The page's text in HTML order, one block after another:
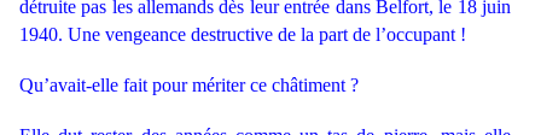
détruite pas les allemands dès leur entrée dans Belfort, le 18 juin
1940. Une vengeance destructive de la part de l’occupant !
Qu’avait-elle fait pour mériter ce châtiment ?